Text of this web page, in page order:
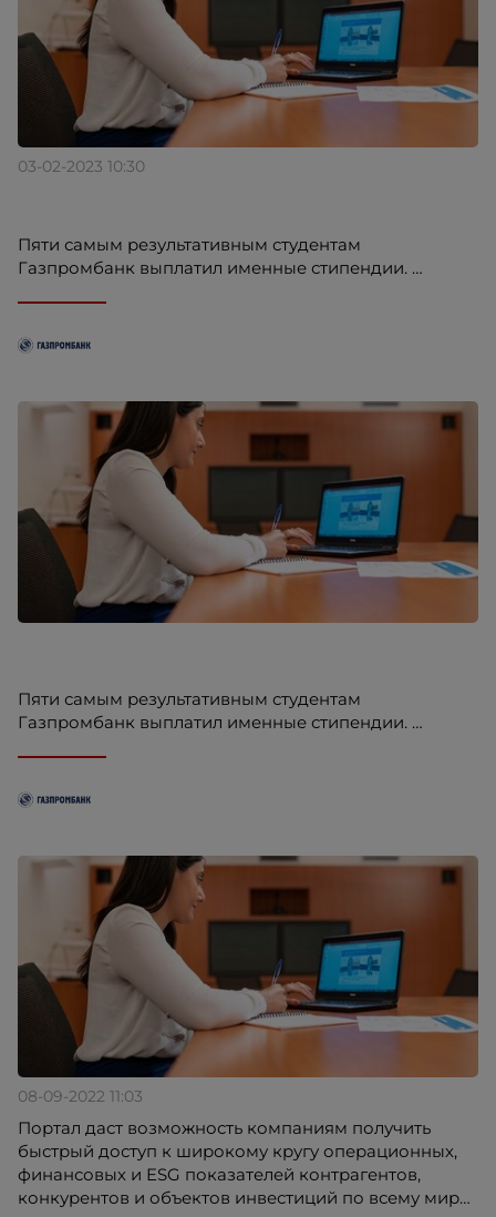
03-02-2023 10:30
Пяти самым результативным студентам
Газпромбанк выплатил именные стипендии.
Пяти самым результативным студентам
Газпромбанк выплатил именные стипендии.
08-09-2022 11:03
Портал даст возможность компаниям получить
быстрый доступ к широкому кругу операционных,
финансовых и ESG показателей контрагентов,
конкурентов и объектов инвестиций по всему миру